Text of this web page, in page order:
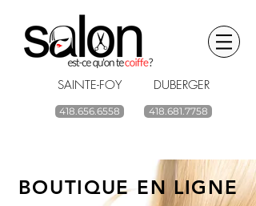
SAINTE-FOY DUBERGER
418.656.6558 418.681.7758
BOUTIQUE EN LIGNE